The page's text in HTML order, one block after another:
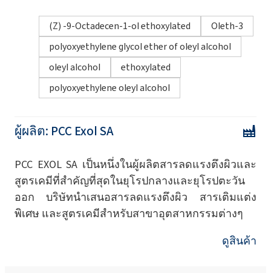
(Z) -9-Octadecen-1-ol ethoxylated
Oleth-3
polyoxyethylene glycol ether of oleyl alcohol
oleyl alcohol
ethoxylated
polyoxyethylene oleyl alcohol
ผู้ผลิต: PCC Exol SA
PCC EXOL SA เป็นหนึ่งในผู้ผลิตสารลดแรงตึงผิวและ
สูตรเคมีที่สำคัญที่สุดในยุโรปกลางและยุโรปตะวัน
ออก บริษัทนำเสนอสารลดแรงตึงผิว สารเติมแต่ง
พิเศษ และสูตรเคมีสำหรับสาขาอุตสาหกรรมต่างๆ
ดูสินค้า